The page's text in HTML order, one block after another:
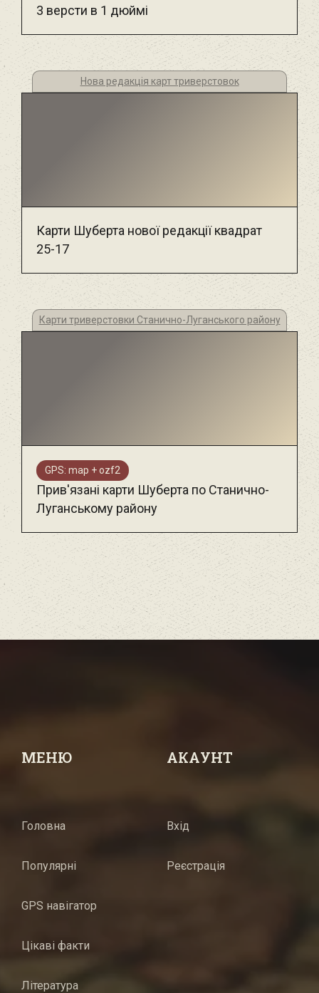
3 версти в 1 дюймі
Нова редакція карт триверстовок
Карти Шуберта нової редакції квадрат
25-17
Карти триверстовки Станично-Луганського району
GPS: map + ozf2
Прив'язані карти Шуберта по Станично-
Луганському району
МЕНЮ
Головна
Популярні
GPS навігатор
Цікаві факти
Література
АКАУНТ
Вхід
Реєстрація